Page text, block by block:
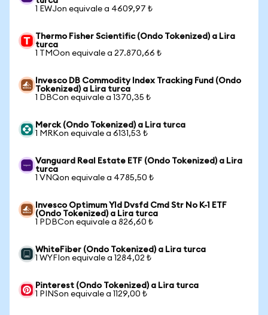
1 EWJon equivale a 4609,97 ₺
Thermo Fisher Scientific (Ondo Tokenized) a Lira
turca
1 TMOon equivale a 27.870,66 ₺
Invesco DB Commodity Index Tracking Fund (Ondo
Tokenized) a Lira turca
1 DBCon equivale a 1370,35 ₺
Merck (Ondo Tokenized) a Lira turca
1 MRKon equivale a 6131,53 ₺
Vanguard Real Estate ETF (Ondo Tokenized) a Lira
turca
1 VNQon equivale a 4785,50 ₺
Invesco Optimum Yld Dvsfd Cmd Str No K-1 ETF
(Ondo Tokenized) a Lira turca
1 PDBCon equivale a 826,60 ₺
WhiteFiber (Ondo Tokenized) a Lira turca
1 WYFIon equivale a 1284,02 ₺
Pinterest (Ondo Tokenized) a Lira turca
1 PINSon equivale a 1129,00 ₺